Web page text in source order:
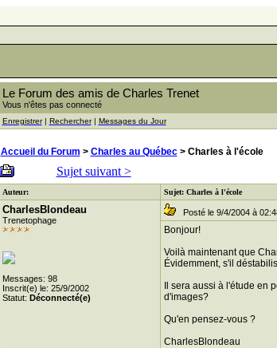
Le Forum des amis de Charles Trenet
Vous n'êtes pas connecté
Enregistrer| Rechercher| Messages du Jour
Accueil du Forum > Charles au Québec> Charles à l'école
Sujet suivant >
Auteur: Sujet: Charles à l'école
CharlesBlondeau
Trenetophage
Messages: 98
Inscrit(e) le: 25/9/2002
Statut: Déconnecté(e)
Posté le 9/4/2004 à
Bonjour!
Voilà maintenant que
Évidemment, s'il
Il sera aussi à l'étude en
d'images?
Qu'en pensez-vous ?
CharlesBlondeau